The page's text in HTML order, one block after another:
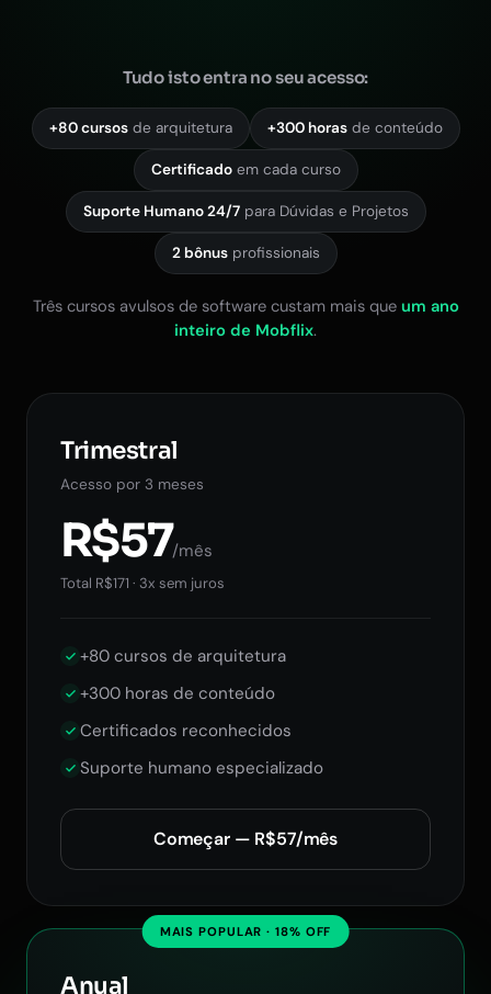
Tudo isto entra no seu acesso:
+80 cursosde arquitetura +300 horasde conteúdo
Certificadoem cada curso
Suporte Humano 24/7para Dúvidas e Projetos
2 bônusprofissionais
Três cursos avulsos de software custam mais que um ano
inteiro de Mobflix.
Trimestral
Acesso por 3 meses
R$57/mês
Total R$171 · 3x sem juros
+80 cursos de arquitetura
+300 horas de conteúdo
Certificados reconhecidos
Suporte humano especializado
Começar — R$57/mês
MAIS POPULAR · 18% OFF
Anual